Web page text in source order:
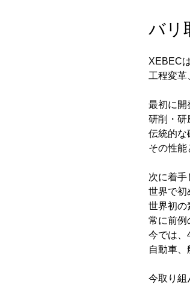
バリ
XEBEC
工程変革
最初に開
研削・研
伝統的な
その性能
次に着手
世界で初
世界初の
常に前例
今では、
自動車、
今取り組